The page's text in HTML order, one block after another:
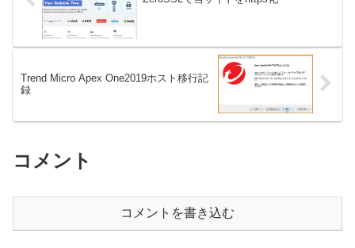
Trend Micro Apex One2019ホスト移行記
録
コメント
コメントを書き込む